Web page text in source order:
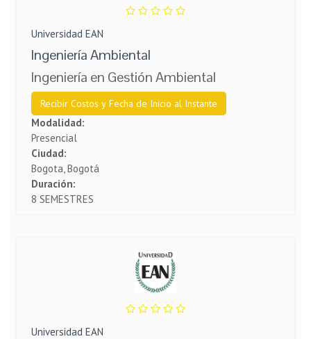
Universidad EAN
Ingeniería Ambiental
Ingeniería en Gestión Ambiental
Recibir Costos y Fecha de Inicio al Instante
Modalidad:
Presencial
Ciudad:
Bogota, Bogotá
Duración:
8 SEMESTRES
Universidad EAN